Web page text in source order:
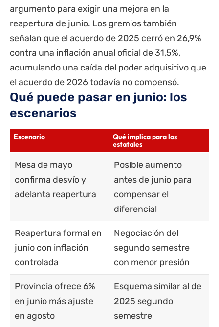
argumento para exigir una mejora en la
reapertura de junio. Los gremios también
señalan que el acuerdo de 2025 cerró en 26,9%
contra una inflación anual oficial de 31,5%,
acumulando una caída del poder adquisitivo que
el acuerdo de 2026 todavía no compensó.
Qué puede pasar en junio: los
escenarios
Escenario
Qué implica para los
estatales
Mesa de mayo
confirma desvío y
adelanta reapertura
Posible aumento
antes de junio para
compensar el
diferencial
Reapertura formal en
junio con inflación
controlada
Negociación del
segundo semestre
con menor presión
Provincia ofrece 6%
en junio más ajuste
en agosto
Esquema similar al de
2025 segundo
semestre